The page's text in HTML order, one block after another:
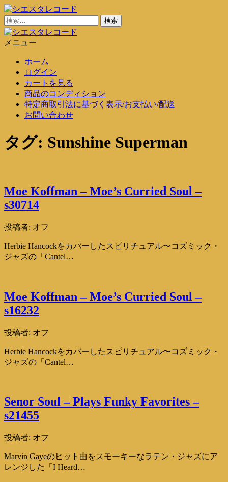
コ
ン
テ
ン
シエスタレコード
中古レコード通販
検
索:
メニュー
ホーム
ログイン
カートを見る
商品のコンディション
特定商取引法に基づく表示/お支払い/配送
お問い合わせ
タグ: Sunshine Superman
Moe Koffman – Moe’s Curried Soul –
s30714
投稿者: オフ
Herbie Hancockをカバーしたスピリチュアル〜コズミック・
ジャズの「Cantel…
Moe Koffman – Moe’s Curried Soul –
s16232
投稿者: オフ
Herbie Hancockをカバーしたスピリチュアル〜コズミック・
ジャズの「Cantel…
Senor Soul – Plays Funky Favorites –
s21455
投稿者: オフ
Marvin Gayeのヒット曲をスモーキーなラテン・ジャズにア
レンジした「I Heard…